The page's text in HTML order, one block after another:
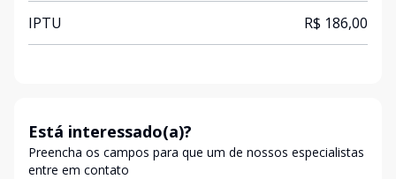
IPTU R$ 186,00
Está interessado(a)?
Preencha os campos para que um de nossos especialistas
entre em contato